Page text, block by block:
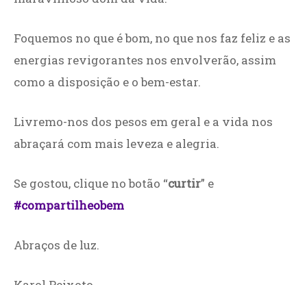
Foquemos no que é bom, no que nos faz feliz e as
energias revigorantes nos envolverão, assim
como a disposição e o bem-estar.
Livremo-nos dos pesos em geral e a vida nos
abraçará com mais leveza e alegria.
Se gostou, clique no botão “curtir” e
#compartilheobem
Abraços de luz.